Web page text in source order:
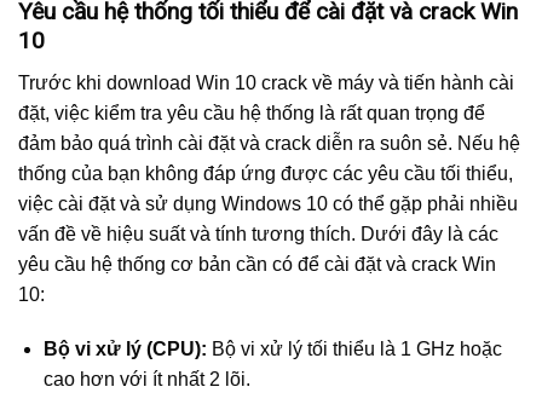
Yêu cầu hệ thống tối thiểu để cài đặt và crack Win
10
Trước khi download Win 10 crack về máy và tiến hành cài
đặt, việc kiểm tra yêu cầu hệ thống là rất quan trọng để
đảm bảo quá trình cài đặt và crack diễn ra suôn sẻ. Nếu hệ
thống của bạn không đáp ứng được các yêu cầu tối thiểu,
việc cài đặt và sử dụng Windows 10 có thể gặp phải nhiều
vấn đề về hiệu suất và tính tương thích. Dưới đây là các
yêu cầu hệ thống cơ bản cần có để cài đặt và crack Win
10:
Bộ vi xử lý (CPU): Bộ vi xử lý tối thiểu là 1 GHz hoặc
cao hơn với ít nhất 2 lõi.